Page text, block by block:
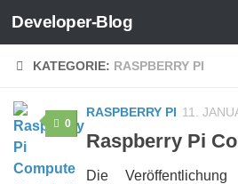
Zum Inhalt springen
Developer-Blog
KATEGORIE: RASPBERRY PI
0
RASPBERRY PI 11.
Raspberry Pi
Die